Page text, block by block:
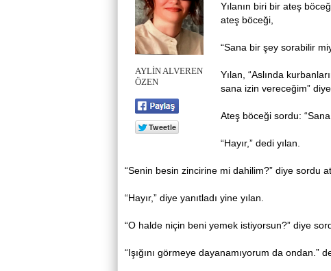
AYLİN ALVEREN
ÖZEN
Yılanın biri bir ateş
ateş böceği,
“Sana bir şey sorabilir
Yılan, “Aslında
sana izin vereceğim” diye
Ateş böceği sordu:
“Hayır,” dedi yılan.
“Senin besin zincirine mi dahilim?” diye sordu
“Hayır,” diye yanıtladı yine yılan.
“O halde niçin beni yemek istiyorsun?” diye
“Işığını görmeye dayanamıyorum da ondan.”